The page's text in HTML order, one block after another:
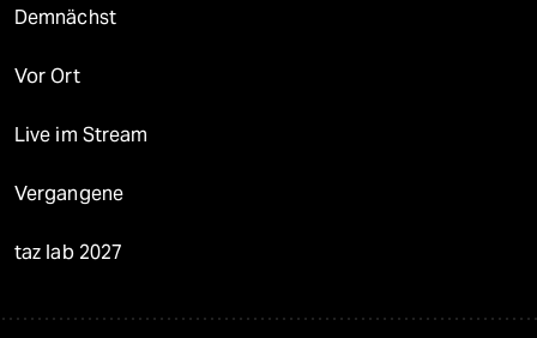
Demnächst
Vor Ort
Live im Stream
Vergangene
taz lab 2027